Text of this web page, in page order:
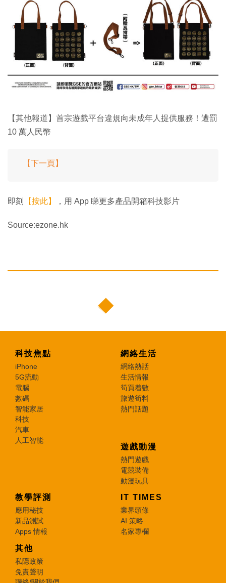
【其他報道】首宗遊戲平台違規向未成年人提供服務！遭罰
10 萬人民幣
【下一頁】
即刻 【按此】 ，用 App 睇更多產品開箱科技影片
Source:ezone.hk
科技焦點
iPhone
5G流動
電腦
數碼
智能家居
科技
汽車
人工智能
網絡生活
網絡熱話
生活情報
筍買着數
旅遊筍料
熱門話題
遊戲動漫
熱門遊戲
電競裝備
動漫玩具
教學評測
應用秘技
新品測試
Apps 情報
IT TIMES
業界頭條
AI 策略
名家專欄
其他
私隱政策
免責聲明